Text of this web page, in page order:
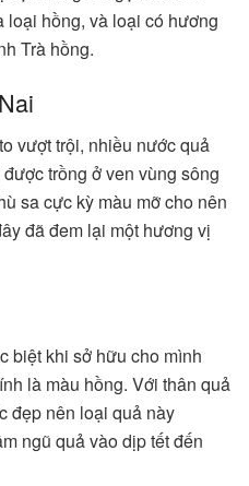
loại hồng, và loại có hương
Trà hồng.
vượt trội, nhiều nước quả
trồng ở ven vùng sông
sa cực kỳ màu mỡ cho nên
đã đem lại một hương vị
biệt khi sở hữu cho mình
là màu hồng. Với thân quả
đẹp nên loại quả này
ngũ quả vào dịp tết đến